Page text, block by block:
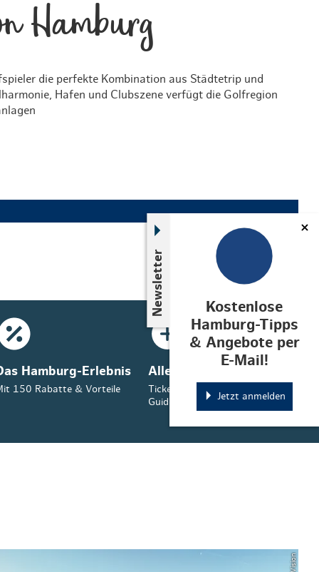
Newsletter
Kostenlose
Hamburg-Tipps
& Angebote per
E-Mail!
Jetzt anmelden
Hamburg
die perfekte Kombination aus Städtetrip und
Hafen und Clubszene verfügt die Golfregion
Hamburg-Erlebnis
150 Rabatte & Vorteile
Alles in der App
Tickets, Tipps & Ihr Hamburg-
Guide